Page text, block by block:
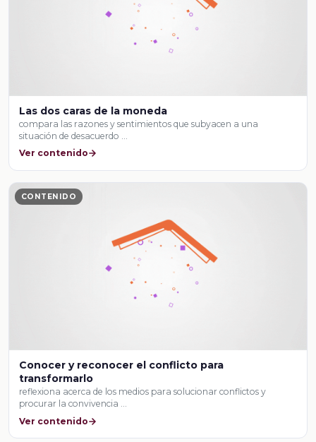
Las dos caras de la moneda
compara las razones y sentimientos que subyacen a una
situación de desacuerdo …
Ver contenido
CONTENIDO
Conocer y reconocer el conflicto para
transformarlo
reflexiona acerca de los medios para solucionar conflictos y
procurar la convivencia …
Ver contenido